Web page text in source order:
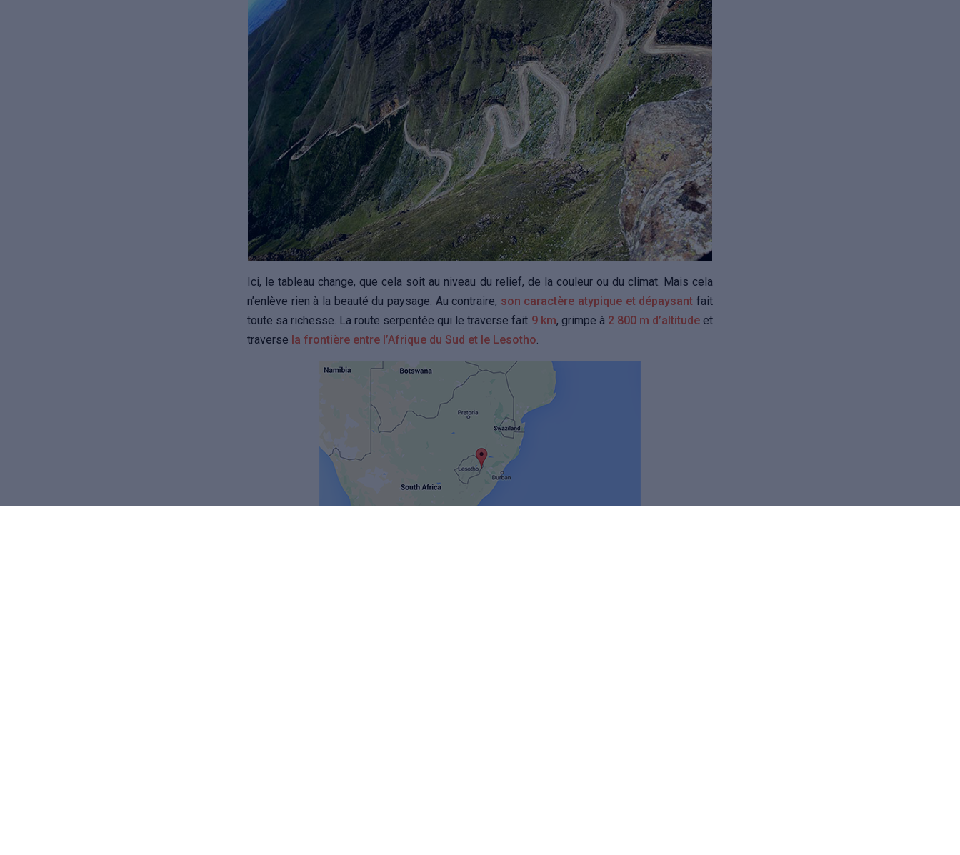
Ici, le tableau change, que cela soit au niveau du relief, de la couleur ou du climat. Mais cela
n’enlève rien à la beauté du paysage. Au contraire, son caractère atypique et dépaysant fait
toute sa richesse. La route serpentée qui le traverse fait 9 km, grimpe à 2 800 m d’altitudeet
traverse la frontière entre l’Afrique du Sud et le Lesotho.